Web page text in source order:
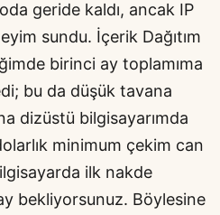
geride kaldı, ancak IP
sundu. İçerik Dağıtım
birinci ay toplamıma
bu da düşük tavana
dizüstü bilgisayarımda
minimum çekim can
ilk nakde
bekliyorsunuz. Böylesine